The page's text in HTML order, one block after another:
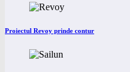
Proiectul Revoy prinde contur